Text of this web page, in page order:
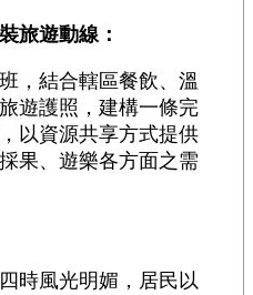
旅遊動線：
，結合轄區餐飲、溫
遊護照，建構一條完
以資源共享方式提供
果、遊樂各方面之需
時風光明媚，居民以